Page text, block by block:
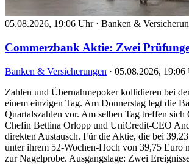
05.08.2026, 19:06 Uhr · Banken &
Commerzbank Aktie: Zwei
Banken & Versicherungen · 05.08.2026, 19:06
Zahlen und Übernahmepoker kollidieren bei
einem einzigen Tag. Am Donnerstag legt die
Quartalszahlen vor. Am selben Tag treffen sich
Chefin Bettina Orlopp und UniCredit-CEO
direkten Austausch. Für die Aktie, die bei
unter ihrem 52-Wochen-Hoch von 39,75 Euro
zur Nagelprobe. Ausgangslage: Zwei